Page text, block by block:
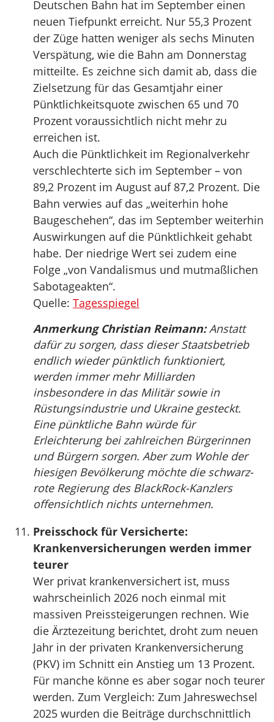
Deutschen Bahn hat im September einen
neuen Tiefpunkt erreicht. Nur 55,3 Prozent
der Züge hatten weniger als sechs Minuten
Verspätung, wie die Bahn am Donnerstag
mitteilte. Es zeichne sich damit ab, dass die
Zielsetzung für das Gesamtjahr einer
Pünktlichkeitsquote zwischen 65 und 70
Prozent voraussichtlich nicht mehr zu
erreichen ist.
Auch die Pünktlichkeit im Regionalverkehr
verschlechterte sich im September – von
89,2 Prozent im August auf 87,2 Prozent. Die
Bahn verwies auf das „weiterhin hohe
Baugeschehen“, das im September weiterhin
Auswirkungen auf die Pünktlichkeit gehabt
habe. Der niedrige Wert sei zudem eine
Folge „von Vandalismus und mutmaßlichen
Sabotageakten“.
Quelle: Tagesspiegel
Anmerkung Christian Reimann:Anstatt
dafür zu sorgen, dass dieser Staatsbetrieb
endlich wieder pünktlich funktioniert,
werden immer mehr Milliarden
insbesondere in das Militär sowie in
Rüstungsindustrie und Ukraine gesteckt.
Eine pünktliche Bahn würde für
Erleichterung bei zahlreichen Bürgerinnen
und Bürgern sorgen. Aber zum Wohle der
hiesigen Bevölkerung möchte die schwarz-
rote Regierung des BlackRock-Kanzlers
offensichtlich nichts unternehmen.
Preisschock für Versicherte:
Krankenversicherungen werden immer
teurer
Wer privat krankenversichert ist, muss
wahrscheinlich 2026 noch einmal mit
massiven Preissteigerungen rechnen. Wie
die Ärztezeitung berichtet, droht zum neuen
Jahr in der privaten Krankenversicherung
(PKV) im Schnitt ein Anstieg um 13 Prozent.
Für manche könne es aber sogar noch teurer
werden. Zum Vergleich: Zum Jahreswechsel
2025 wurden die Beiträge durchschnittlich